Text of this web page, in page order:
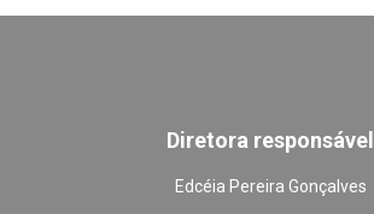
Diretora responsável
Edcéia Pereira Gonçalves